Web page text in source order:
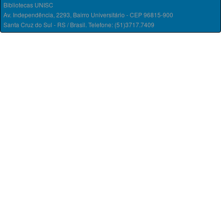
Bibliotecas UNISC
Av. Independência, 2293, Bairro Universitário - CEP 96815-900
Santa Cruz do Sul - RS / Brasil. Telefone: (51)3717.7409